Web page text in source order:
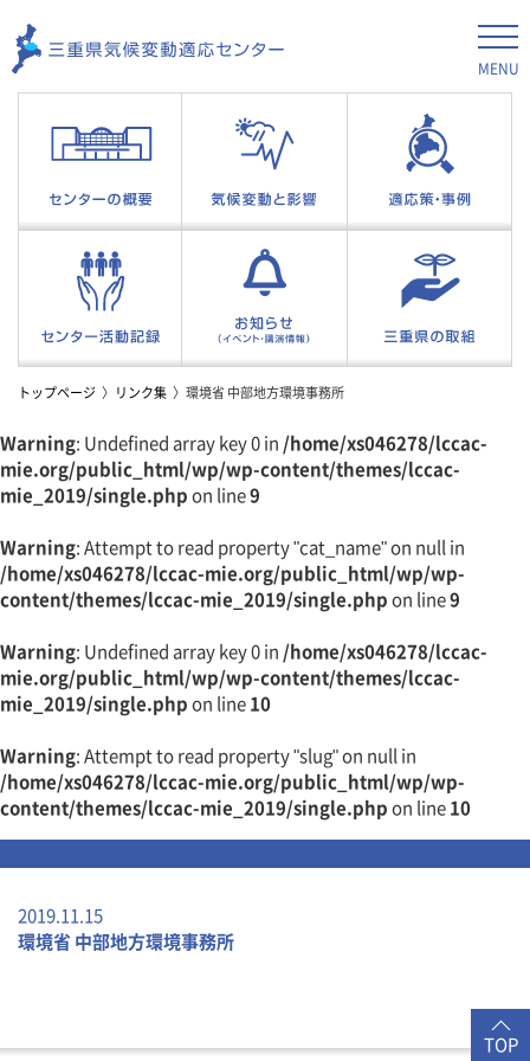
MENU
トップページ リンク集 環境省 中部地方環境事務所
Warning: Undefined array key 0 in /home/xs046278/lccac-
mie.org/public_html/wp/wp-content/themes/lccac-
mie_2019/single.php on line 9
Warning: Attempt to read property "cat_name" on null in
/home/xs046278/lccac-mie.org/public_html/wp/wp-
content/themes/lccac-mie_2019/single.php on line 9
Warning: Undefined array key 0 in /home/xs046278/lccac-
mie.org/public_html/wp/wp-content/themes/lccac-
mie_2019/single.php on line 10
Warning: Attempt to read property "slug" on null in
/home/xs046278/lccac-mie.org/public_html/wp/wp-
content/themes/lccac-mie_2019/single.php on line 10
2019.11.15
環境省 中部地方環境事務所
TOP